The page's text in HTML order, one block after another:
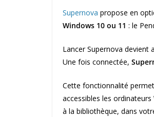
Supernova propose en
Windows 10 ou 11 : le
Lancer Supernova devient
Une fois connectée,
Cette fonctionnalité permet
accessibles les
à la bibliothèque, dans